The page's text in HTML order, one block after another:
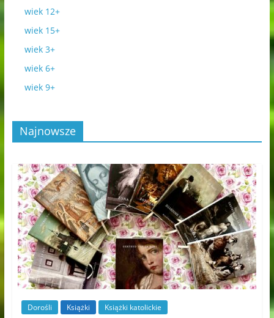
wiek 12+
wiek 15+
wiek 3+
wiek 6+
wiek 9+
Najnowsze
Dorośli Książki Książki katolickie